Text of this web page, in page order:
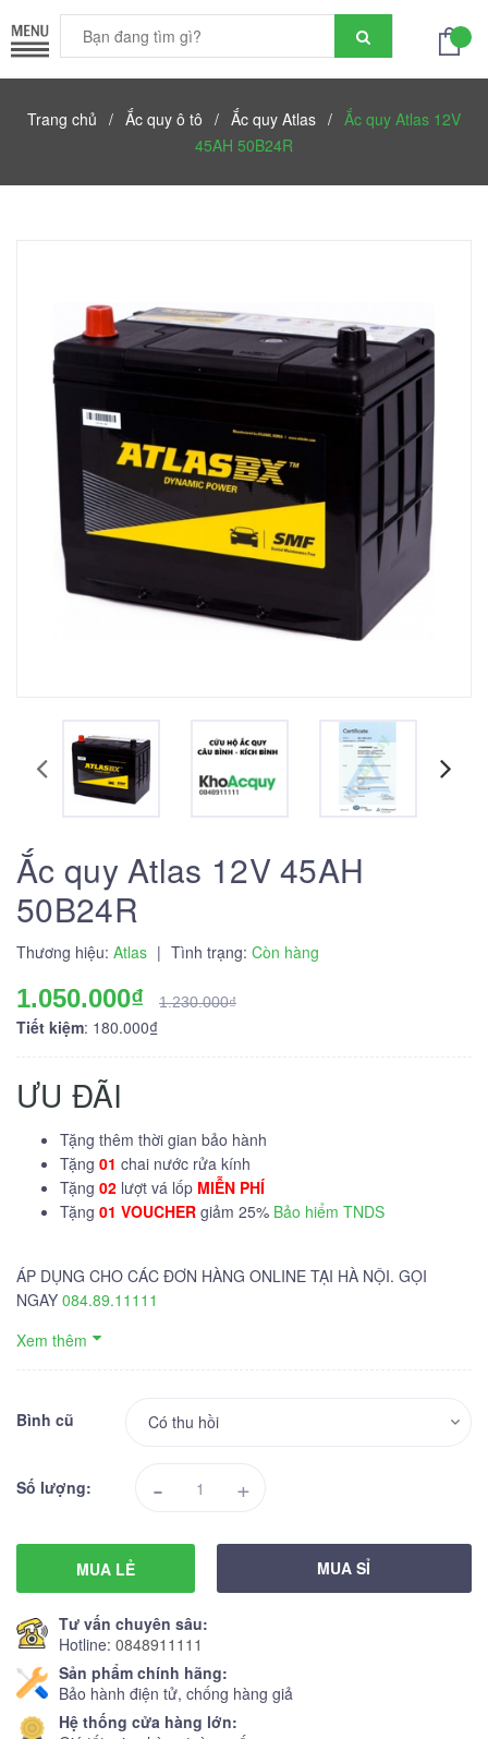
Trang chủ / Ắc quy ô tô / Ắc quy Atlas / Ắc quy Atlas 12V
45AH 50B24R
Ắc quy Atlas 12V 45AH
50B24R
Thương hiệu: Atlas | Tình trạng: Còn hàng
1.050.000₫ 1.230.000₫
Tiết kiệm: 180.000₫
ƯU ĐÃI
Tặng thêm thời gian bảo hành
Tặng 01 chai nước rửa kính
Tặng 02 lượt vá lốp MIỄN PHÍ
Tặng 01 VOUCHER giảm 25% Bảo hiểm TNDS
ÁP DỤNG CHO CÁC ĐƠN HÀNG ONLINE TẠI HÀ NỘI. GỌI
NGAY 084.89.11111
Xem thêm
Bình cũ
Số lượng: - +
MUA LẺ MUA SỈ
Tư vấn chuyên sâu:
Hotline: 0848911111
Sản phẩm chính hãng:
Bảo hành điện tử, chống hàng giả
Hệ thống cửa hàng lớn: